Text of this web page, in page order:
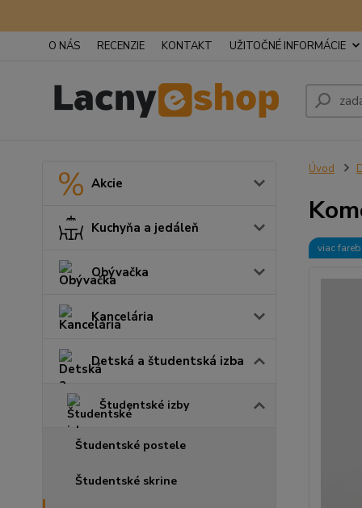
O NÁS RECENZIE KONTAKT UŽITOČNÉ INFORMÁCIE
Akcie
Kuchyňa a jedáleň
Obývačka
Kancelária
Detská a študentská izba
Študentské izby
Študentské postele
Študentské skrine
Úvod
viac